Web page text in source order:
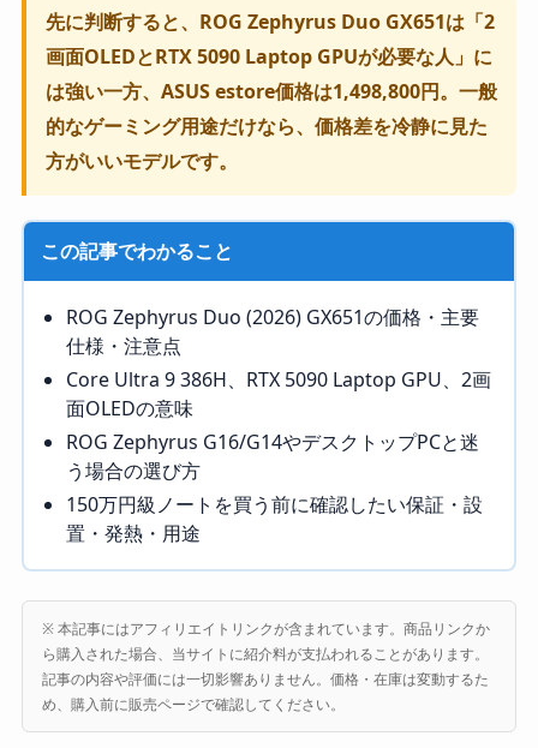
先に判断すると、ROG Zephyrus Duo GX651は「2
画面OLEDとRTX 5090 Laptop GPUが必要な人」に
は強い一方、ASUS estore価格は1,498,800円。一般
的なゲーミング用途だけなら、価格差を冷静に見た
方がいいモデルです。
この記事でわかること
ROG Zephyrus Duo (2026) GX651の価格・主要
仕様・注意点
Core Ultra 9 386H、RTX 5090 Laptop GPU、2画
面OLEDの意味
ROG Zephyrus G16/G14やデスクトップPCと迷
う場合の選び方
150万円級ノートを買う前に確認したい保証・設
置・発熱・用途
※ 本記事にはアフィリエイトリンクが含まれています。商品リンクか
ら購入された場合、当サイトに紹介料が支払われることがあります。
記事の内容や評価には一切影響ありません。価格・在庫は変動するた
め、購入前に販売ページで確認してください。